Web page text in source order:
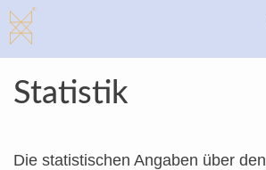
Zum
Inhalt
springen
Statistik
Die statistischen Angaben über den